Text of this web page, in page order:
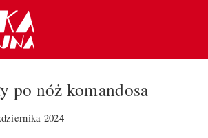
po nóż komandosa
2024